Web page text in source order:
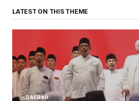
LATEST ON THIS THEME
DAERAH